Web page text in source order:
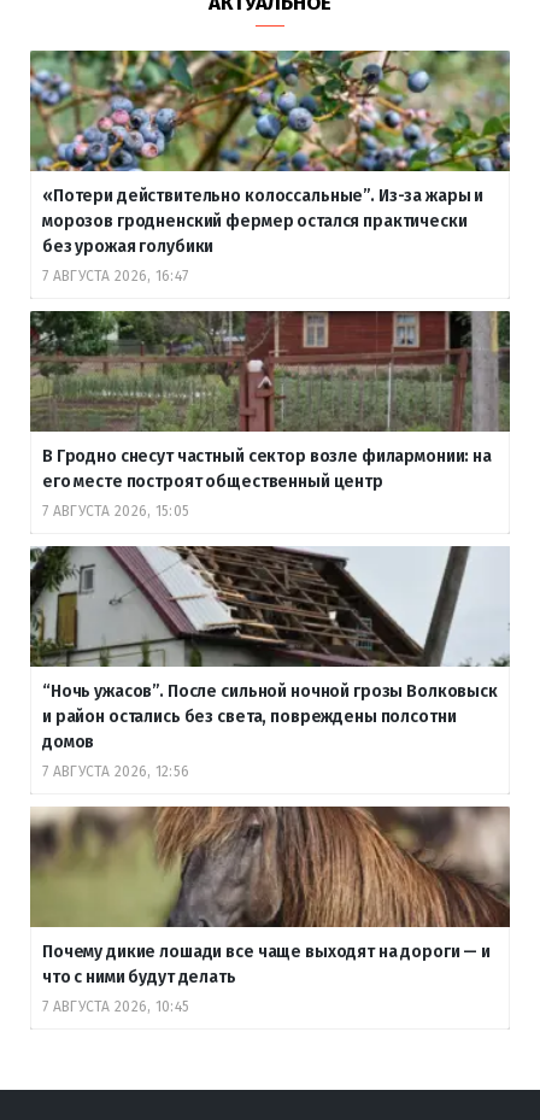
«Потери действительно колоссальные”. Из-за жары и
морозов гродненский фермер остался практически
без урожая голубики
7 АВГУСТА 2026, 16:47
В Гродно снесут частный сектор возле филармонии: на
его месте построят общественный центр
7 АВГУСТА 2026, 15:05
“Ночь ужасов”. После сильной ночной грозы Волковыск
и район остались без света, повреждены полсотни
домов
7 АВГУСТА 2026, 12:56
Почему дикие лошади все чаще выходят на дороги — и
что с ними будут делать
7 АВГУСТА 2026, 10:45